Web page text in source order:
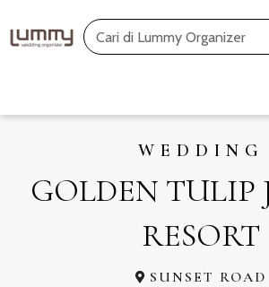
to
Search
WEDDING
GOLDEN TULIP
RESORT
SUNSET ROAD